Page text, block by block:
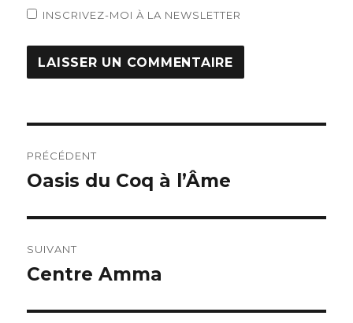
INSCRIVEZ-MOI À LA NEWSLETTER
de
PRÉCÉDENT
Article
Oasis du Coq à l’Âme
SUIVANT
Article
Centre Amma